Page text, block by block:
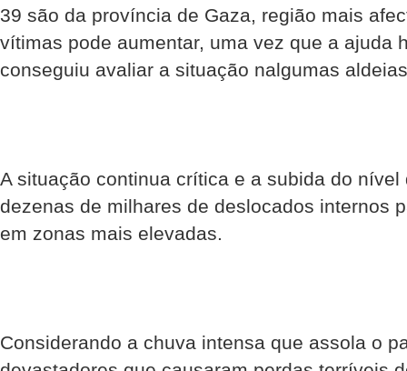
39 são da província de Gaza, região mais
vítimas pode aumentar, uma vez que a ajuda
conseguiu avaliar a situação nalgumas
A situação continua crítica e a subida do
dezenas de milhares de deslocados internos
em zonas mais elevadas.
Considerando a chuva intensa que assola o